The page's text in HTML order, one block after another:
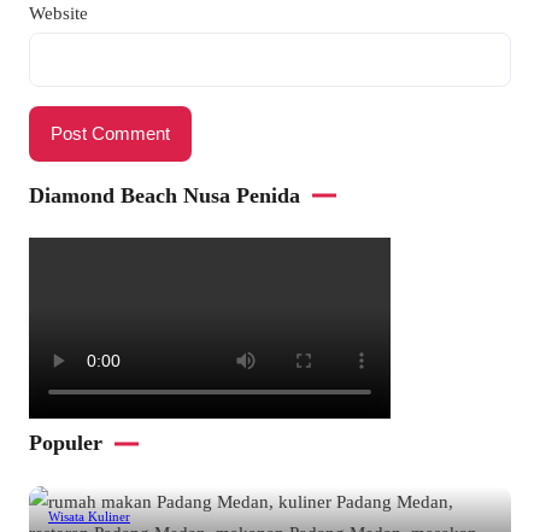
Website
Diamond Beach Nusa Penida
Populer
Wisata Kuliner